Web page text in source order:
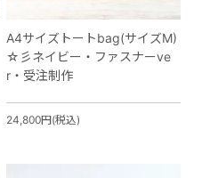
A4サイズトートbag(サイズM)
☆彡ネイビー・ファスナーve
r・受注制作
24,800円(税込)